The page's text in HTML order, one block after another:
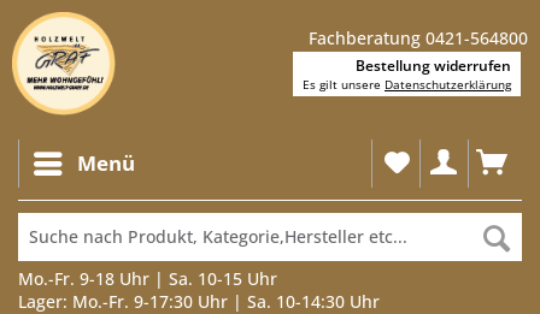
Fachberatung 0421-564800
Menü
Mo.-Fr. 9-18 Uhr | Sa. 10-15 Uhr
Lager: Mo.-Fr. 9-17:30 Uhr | Sa. 10-14:30 Uhr
Bestellung widerrufen
Es gilt unsere Datenschutzerklärung